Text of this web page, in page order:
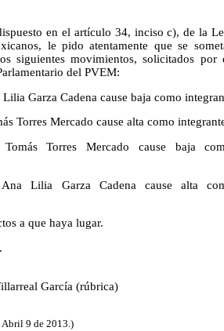
en el artículo 34, inciso c), de la
le pido atentamente que se
siguientes movimientos, solicitados
del PVEM:
Lilia Garza Cadena cause baja como
Torres Mercado cause alta como
Torres Mercado cause baja
Lilia Garza Cadena cause alta
a que haya lugar.
García (rúbrica)
Abril 9 de 2013.)